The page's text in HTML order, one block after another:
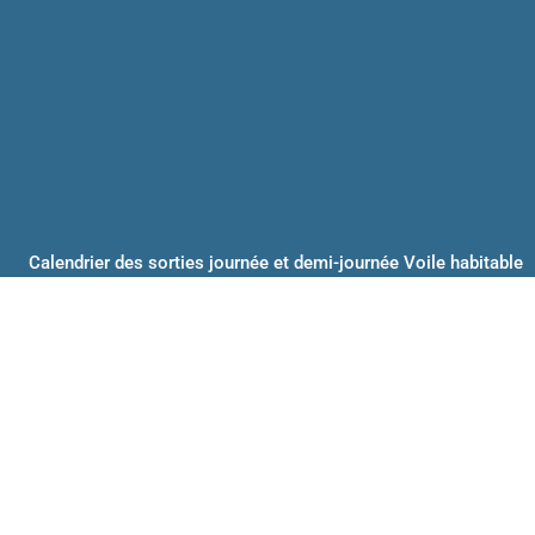
Calendrier des sorties journée et demi-journée Voile habitable